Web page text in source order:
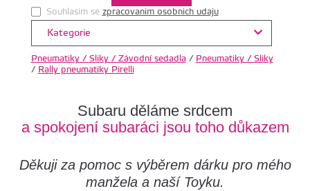
Souhlasim se zpracovanim osobnich udaju.
Kategorie
Pneumatiky / Sliky / Závodní sedadla/ Pneumatiky / Sliky
/ Rally pneumatiky Pirelli
Subaru děláme srdcem
a spokojení subaráci jsou toho důkazem
Děkuji za pomoc s výběrem dárku pro mého
manžela a naší Toyku.